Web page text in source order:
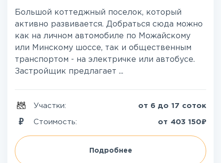
Большой коттеджный поселок, который
активно развивается. Добраться сюда можно
как на личном автомобиле по Можайскому
или Минскому шоссе, так и общественным
транспортом - на электричке или автобусе.
Застройщик предлагает ...
Участки: от 6 до 17 соток
Стоимость: от 403 150₽
Подробнее